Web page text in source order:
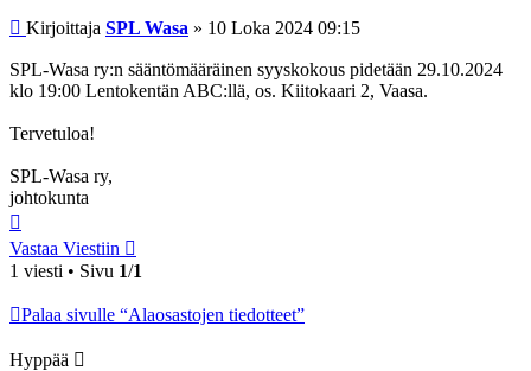
Viesti
Kirjoittaja SPL Wasa » 10 Loka 2024 09:15
SPL-Wasa ry:n sääntömääräinen syyskokous pidetään 29.10.2024
klo 19:00 Lentokentän ABC:llä, os. Kiitokaari 2, Vaasa.
Tervetuloa!
SPL-Wasa ry,
johtokunta
Vastaa Viestiin
1 viesti • Sivu 1/1
Palaa sivulle “Alaosastojen tiedotteet”
Hyppää